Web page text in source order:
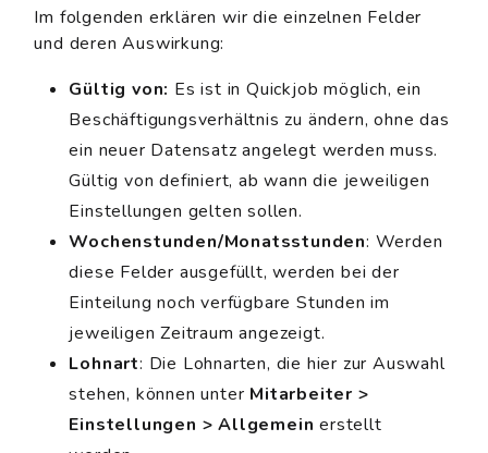
Im folgenden erklären wir die einzelnen Felder
und deren Auswirkung:
Gültig von: Es ist in Quickjob möglich, ein
Beschäftigungsverhältnis zu ändern, ohne das
ein neuer Datensatz angelegt werden muss.
Gültig von definiert, ab wann die jeweiligen
Einstellungen gelten sollen.
Wochenstunden/Monatsstunden: Werden
diese Felder ausgefüllt, werden bei der
Einteilung noch verfügbare Stunden im
jeweiligen Zeitraum angezeigt.
Lohnart: Die Lohnarten, die hier zur Auswahl
stehen, können unter Mitarbeiter >
Einstellungen > Allgemein erstellt